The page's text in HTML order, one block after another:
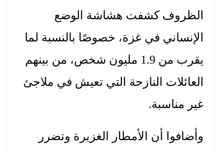
الظروف كشفت هشاشة الوضع
الإنساني في غزة، خصوصًا بالنسبة لما
يقرب من 1.9 مليون شخص، من بينهم
العائلات النازحة التي تعيش في ملاجئ
غير مناسبة.
وأضافوا أن الأمطار الغزيرة وتضرر